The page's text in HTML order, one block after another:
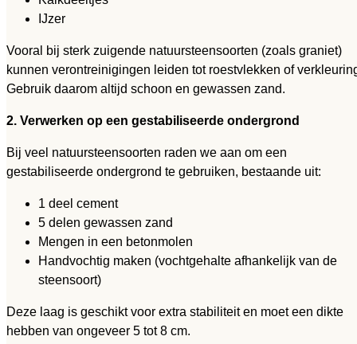
IJzer
Vooral bij sterk zuigende natuursteensoorten (zoals graniet)
kunnen verontreinigingen leiden tot roestvlekken of
Gebruik daarom altijd schoon en gewassen zand.
2. Verwerken op een gestabiliseerde ondergrond
Bij veel natuursteensoorten raden we aan om een
gestabiliseerde ondergrond te gebruiken, bestaande uit:
1 deel cement
5 delen gewassen zand
Mengen in een betonmolen
Handvochtig maken (vochtgehalte afhankelijk van de
steensoort)
Deze laag is geschikt voor extra stabiliteit en moet een dikte
hebben van ongeveer 5 tot 8 cm.